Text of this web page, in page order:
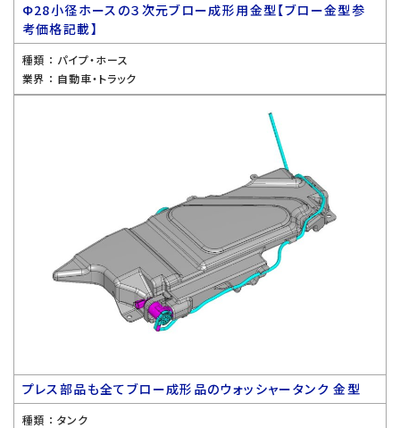
Ф28小径ホースの３次元ブロー成形用金型【ブロー金型参
考価格記載】
種類 ： パイプ・ホース
業界 ： 自動車・トラック
プレス部品も全てブロー成形品のウォッシャータンク 金型
種類 ： タンク